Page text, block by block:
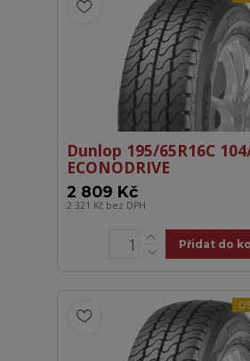
Dunlop 195/65R16C
ECONODRIVE
2 809 Kč
2 321 Kč bez DPH
Přidat do